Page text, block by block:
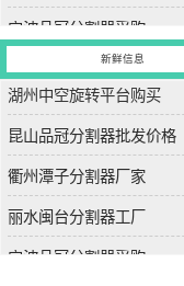
宁波品冠分割器采购
新鲜信息
湖州中空旋转平台购买
昆山品冠分割器批发价格
衢州潭子分割器厂家
丽水闽台分割器工厂
宁波品冠分割器采购